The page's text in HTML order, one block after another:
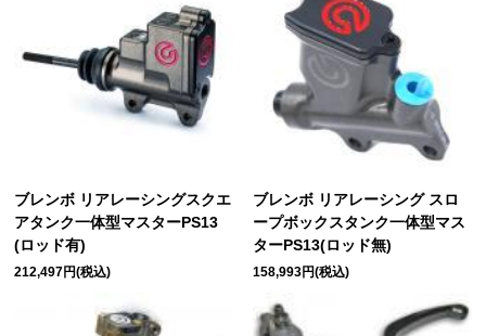
ブレンボ リアレーシングスクエ
アタンク一体型マスターPS13
(ロッド有)
212,497円(税込)
ブレンボ リアレーシング スロ
ープボックスタンク一体型マス
ターPS13(ロッド無)
158,993円(税込)